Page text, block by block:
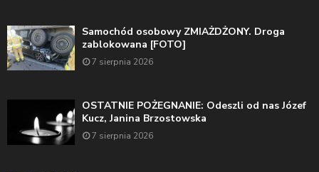
Samochód osobowy ZMIAŻDŻONY. Droga
zablokowana [FOTO]
7 sierpnia 2026
OSTATNIE POŻEGNANIE: Odeszli od nas Józef
Kucz, Janina Brzostowska
7 sierpnia 2026